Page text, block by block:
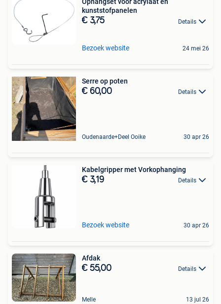
Ophangset voor acrylaat en
kunststofpanelen
€ 3,75 Details
Bezoek website 24 mei 26
Serre op poten
€ 60,00 Details
Oudenaarde+Deel Ooike 30 apr 26
Kabelgripper met Vorkophanging
€ 3,19 Details
Bezoek website 30 apr 26
Afdak
€ 55,00 Details
Melle 13 jul 26